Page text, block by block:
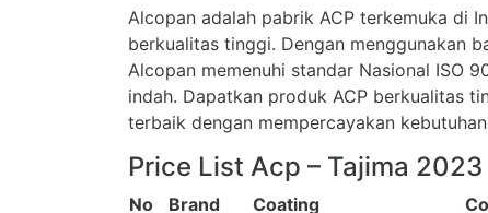
Alcopan adalah pabrik ACP terkemuka di
berkualitas tinggi. Dengan menggunakan
Alcopan memenuhi standar Nasional ISO
indah. Dapatkan produk ACP berkualitas
terbaik dengan mempercayakan
Price List Acp – Tajima 2023
No Brand Coating